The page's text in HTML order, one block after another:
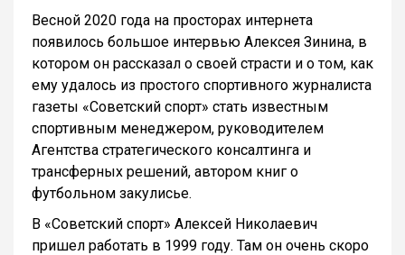
Весной 2020 года на просторах интернета
появилось большое интервью Алексея Зинина, в
котором он рассказал о своей страсти и о том, как
ему удалось из простого спортивного журналиста
газеты «Советский спорт» стать известным
спортивным менеджером, руководителем
Агентства стратегического консалтинга и
трансферных решений, автором книг о
футбольном закулисье.
В «Советский спорт» Алексей Николаевич
пришел работать в 1999 году. Там он очень скоро